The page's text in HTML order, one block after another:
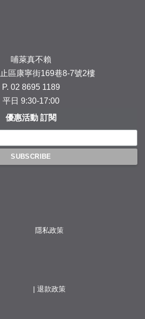
哺萊真不賴
區康寧街169巷8-7號2樓
P. 02 8695 1189
平日 9:30-17:00
優惠活動 訂閱
隱私政策
退款政策